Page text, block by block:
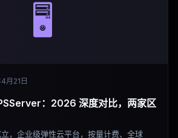
🖥️
月21日
：2026 深度对比，两家区
，企业级弹性云平台，按量计费、全球